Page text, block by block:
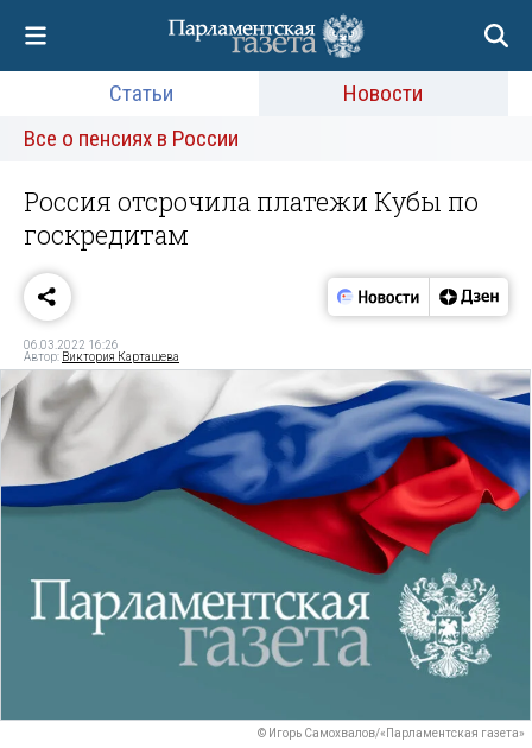
Статьи
Новости
Все о пенсиях в России
Россия отсрочила платежи Кубы по
госкредитам
06.03.2022 16:26
Автор: Виктория Карташева
© Игорь Самохвалов/«Парламентская газета»